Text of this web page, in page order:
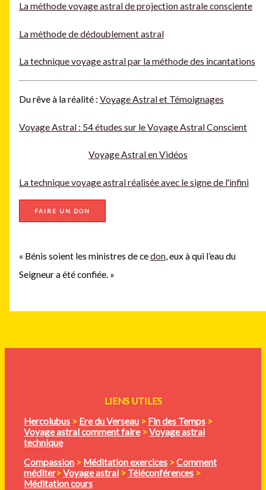
La méthode voyage astral de projection astrale consciente
La méthode de dédoublement astral
La technique voyage astral par la méthode des incantations
Du rêve à la réalité : Voyage Astral et Témoignages
Voyage Astral : 54 études sur le Voyage Astral Conscient
Voyage Astral en Vidéos
La technique voyage astral réalisée avec le signe de l'infini
FAIRE UN DON
« Bénis soient les ministres de cedon, eux à qui l’eau du
Seigneur a été confiée. »
LIENS UTILES
Hercolubus > Ere du Verseau > Fin des Temps >
Voyage astral comment faire >Voyage astral
technique
Compassion > Méditationexercices >Comment
méditer>Voyage astral > Téléconférences >
Méditation cours